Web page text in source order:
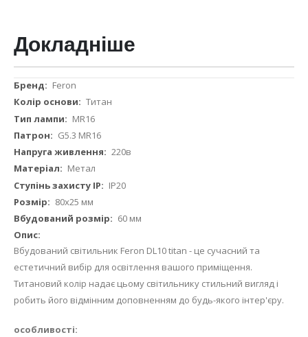
Докладніше
ДокладнішеFeron
Титан
MR16
G5.3 MR16
220в
Метал
IP20
80х25 мм
60 мм
Вбудований світильник Feron DL10 titan - це сучасний та
естетичний вибір для освітлення вашого приміщення.
Титановий колір надає цьому світильнику стильний вигляд і
робить його відмінним доповненням до будь-якого інтер'єру.
особливості: